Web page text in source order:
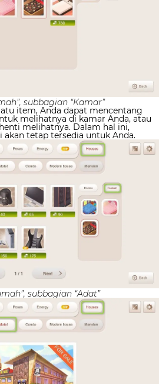
subbagian “Kamar”
item, Anda dapat mencentang
melihatnya di kamar Anda, atau
melihatnya. Dalam hal ini,
tetap tersedia untuk Anda.
subbagian “Adat”